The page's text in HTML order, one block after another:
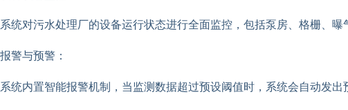
系统对污水处理厂的设备运行状态进行全面监控，包括泵房、格栅、
报警与预警：
系统内置智能报警机制，当监测数据超过预设阈值时，系统会自动发